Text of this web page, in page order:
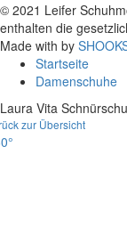
© 2021 Leifer
enthalten die
Made with by
Startseite
Damenschuhe
Laura Vita
zur Übersicht